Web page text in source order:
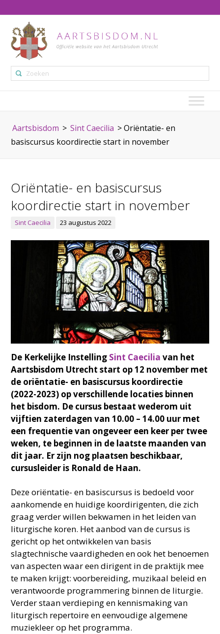
Aartsbisdom > Sint Caecilia >Oriëntatie- en
basiscursus koordirectie start in november
Oriëntatie- en basiscursus
koordirectie start in november
Sint Caecilia 23 augustus 2022
De Kerkelijke Instelling Sint Caecilia van het
Aartsbisdom Utrecht start op 12 november met
de oriëntatie- en basiscursus koordirectie
(2022-2023) op verschillende locaties binnen
het bisdom. De cursus bestaat wederom uit
vijftien zaterdagen van 10.00 – 14.00 uur met
een frequentie van ongeveer een keer per twee
weken, te beginnen in de laatste maanden van
dit jaar. Er zijn nog plaatsen beschikbaar,
cursusleider is Ronald de Haan.
Deze oriëntatie- en basiscursus is bedoeld voor
aankomende en huidige koordirigenten, die zich
graag verder willen bekwamen in het leiden van
liturgische koren. Het aanbod van de cursus is
gericht op het ontwikkelen van basis
slagtechnische vaardigheden en ook het benoemen
van aspecten waar een dirigent in de praktijk mee
te maken krijgt: voorbereiding, muzikaal beleid en
verantwoorde programmering binnen de liturgie.
Verder staan verdieping en kennismaking van
liturgisch repertoire en eenvoudige algemene
muziekleer op het programma.